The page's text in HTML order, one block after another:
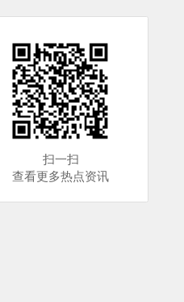
扫一扫
查看更多热点资讯